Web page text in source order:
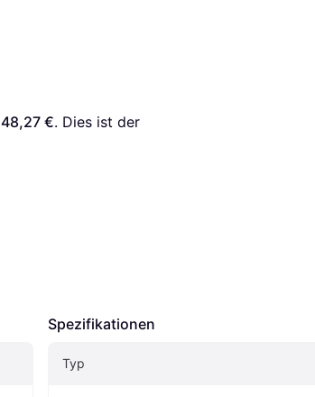
48,27 €. Dies ist der
Spezifikationen
Typ